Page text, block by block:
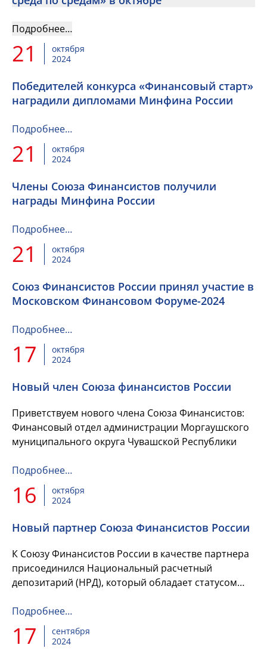
Подробнее…
21
октября
2024
Победителей конкурса «Финансовый старт»
наградили дипломами Минфина России
Подробнее…
21
октября
2024
Члены Союза Финансистов получили
награды Минфина России
Подробнее…
21
октября
2024
Союз Финансистов России принял участие в
Московском Финансовом Форуме-2024
Подробнее…
17
октября
2024
Новый член Союза финансистов России
Приветствуем нового члена Союза Финансистов:
Финансовый отдел администрации Моргаушского
муниципального округа Чувашской Республики
Подробнее…
16
октября
2024
Новый партнер Союза Финансистов России
К Союзу Финансистов России в качестве партнера
присоединился Национальный расчетный
депозитарий (НРД), который обладает статусом
«Московская Биржа»
Подробнее…
17
сентября
2024